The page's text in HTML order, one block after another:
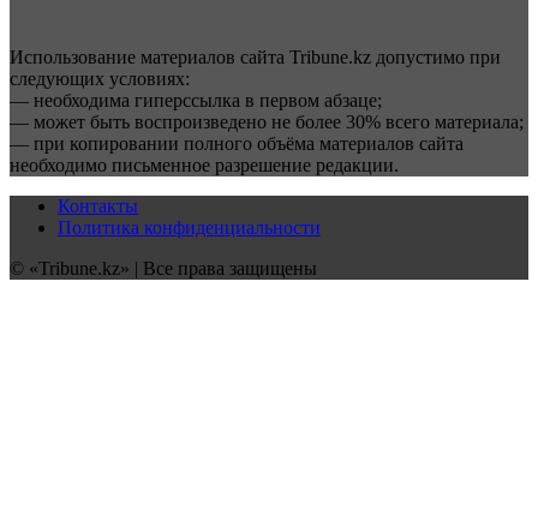
Использование материалов сайта Tribune.kz допустимо при
следующих условиях:
— необходима гиперссылка в первом абзаце;
— может быть воспроизведено не более 30% всего материала;
— при копировании полного объёма материалов сайта
необходимо письменное разрешение редакции.
Контакты
Политика конфиденциальности
© «Tribune.kz» | Все права защищены